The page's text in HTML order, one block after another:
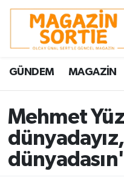
GÜNDEM MAGAZİN
Mehmet
Nöbetçi Eczaneler
Hava Durumu
Trafik Durumu
Süper Lig Puan
Tüm Manşetler